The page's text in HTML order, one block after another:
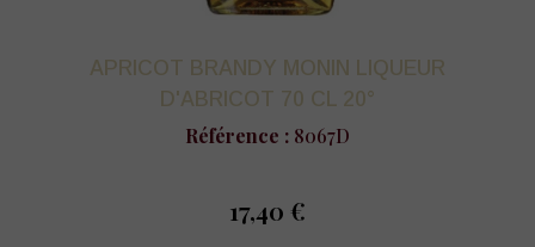
APRICOT BRANDY MONIN LIQUEUR
D'ABRICOT 70 CL 20°
Référence : 8067D
prix
17,40 €